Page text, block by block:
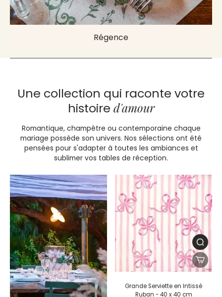
Régence
Une collection qui raconte votre
histoire d'amour
Romantique, champêtre ou contemporaine chaque
mariage possède son univers. Nos sélections ont été
pensées pour s'adapter à toutes les ambiances et
sublimer vos tables de réception.
Grande Serviette en Intissé
Ruban - 40 x 40 cm